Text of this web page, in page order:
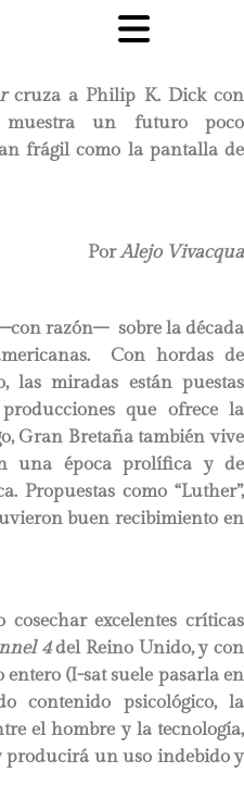
cruza a Philip K. Dick con
un futuro poco
frágil como la pantalla de
PorAlejo Vivacqua
razón– sobre la década
Con hordas de
las miradas están puestas
que ofrece la
Gran Bretaña también vive
una época prolífica y de
Propuestas como “Luther”,
buen recibimiento en
excelentes críticas
4del Reino Unido, y con
(I-sat suele pasarla en
contenido psicológico, la
el hombre y la tecnología,
producirá un uso indebido y